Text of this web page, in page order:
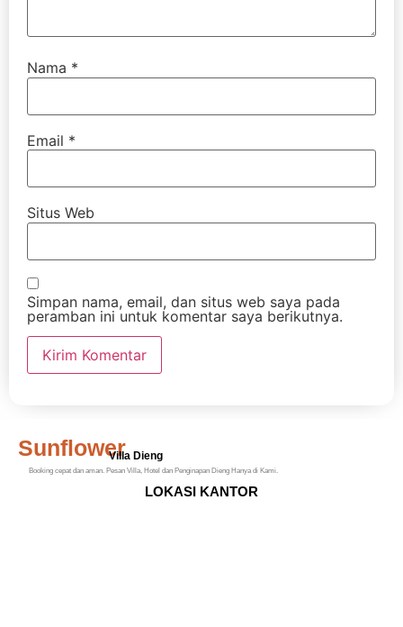
Nama *
Email *
Situs Web
Simpan nama, email, dan situs web saya pada
peramban ini untuk komentar saya berikutnya.
SunflowerVilla Dieng
Booking cepat dan aman. Pesan Villa, Hotel dan Penginapan Dieng Hanya di Kami.
LOKASI KANTOR